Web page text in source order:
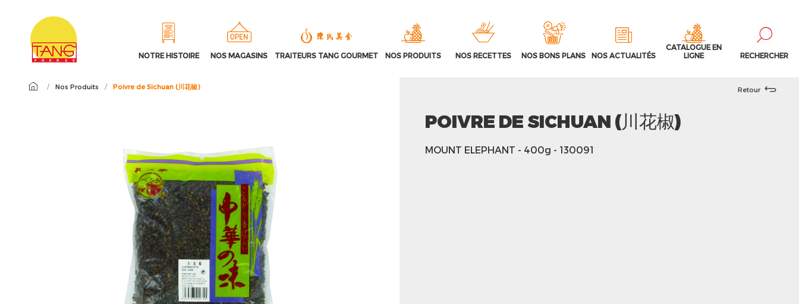
NOTRE HISTOIRE NOS MAGASINS TRAITEURS TANG GOURMET NOS PRODUITS NOS RECETTES NOS BONS PLANS NOS ACTUALITÉS
CATALOGUE EN
LIGNE
RECHERCHER
/ Nos Produits / Poivre de Sichuan (川花椒) Retour
POIVRE DE SICHUAN (川花椒)
MOUNT ELEPHANT - 400g - 130091